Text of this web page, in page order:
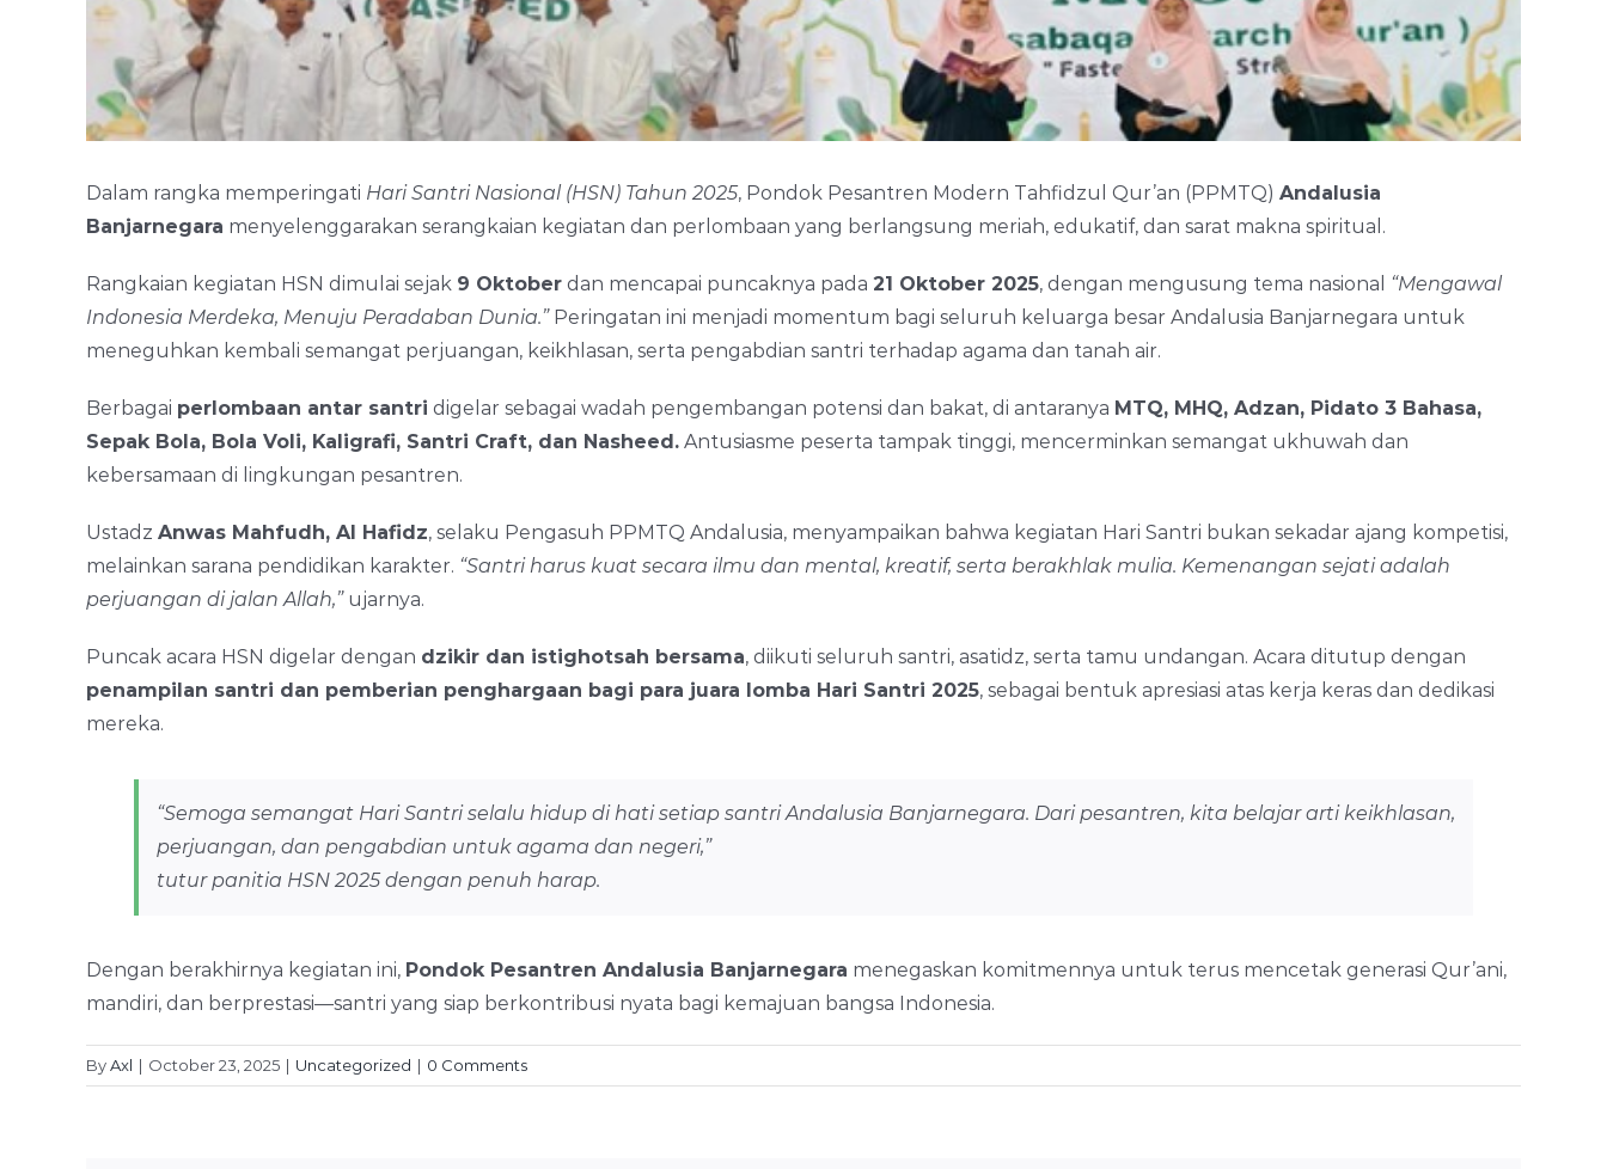
Dalam rangka memperingati Hari Santri Nasional (HSN) Tahun 2025, Pondok Pesantren Modern Tahfidzul Qur’an (PPMTQ) Andalusia
Banjarnegara menyelenggarakan serangkaian kegiatan dan perlombaan yang berlangsung meriah, edukatif, dan sarat makna spiritual.
Rangkaian kegiatan HSN dimulai sejak 9 Oktober dan mencapai puncaknya pada 21 Oktober 2025, dengan mengusung tema nasional
“Mengawal
Indonesia Merdeka, Menuju Peradaban Dunia.”Peringatan ini menjadi momentum bagi seluruh keluarga besar Andalusia Banjarnegara untuk
meneguhkan kembali semangat perjuangan, keikhlasan, serta pengabdian santri terhadap agama dan tanah air.
Berbagai perlombaan antar santri digelar sebagai wadah pengembangan potensi dan bakat, di antaranya MTQ, MHQ, Adzan, Pidato 3 Bahasa,
Sepak Bola, Bola Voli, Kaligrafi, Santri Craft, dan Nasheed. Antusiasme peserta tampak tinggi, mencerminkan semangat ukhuwah dan
kebersamaan di lingkungan pesantren.
Ustadz Anwas Mahfudh, Al Hafidz, selaku Pengasuh PPMTQ Andalusia, menyampaikan bahwa kegiatan Hari Santri bukan sekadar ajang kompetisi,
melainkan sarana pendidikan karakter. “Santri harus kuat secara ilmu dan mental, kreatif, serta berakhlak mulia. Kemenangan sejati adalah
perjuangan di jalan Allah,”ujarnya.
Puncak acara HSN digelar dengan dzikir dan istighotsah bersama, diikuti seluruh santri, asatidz, serta tamu undangan. Acara ditutup dengan
penampilan santri dan pemberian penghargaan bagi para juara lomba Hari Santri 2025, sebagai bentuk apresiasi atas kerja keras dan dedikasi
mereka.
“Semoga semangat Hari Santri selalu hidup di hati setiap santri Andalusia Banjarnegara. Dari pesantren, kita belajar arti keikhlasan,
perjuangan, dan pengabdian untuk agama dan negeri,”
tutur panitia HSN 2025 dengan penuh harap.
Dengan berakhirnya kegiatan ini, Pondok Pesantren Andalusia Banjarnegara menegaskan komitmennya untuk terus mencetak generasi Qur’ani,
mandiri, dan berprestasi—santri yang siap berkontribusi nyata bagi kemajuan bangsa Indonesia.
ByAxl | October 23, 2025 | Uncategorized | 0 Comments